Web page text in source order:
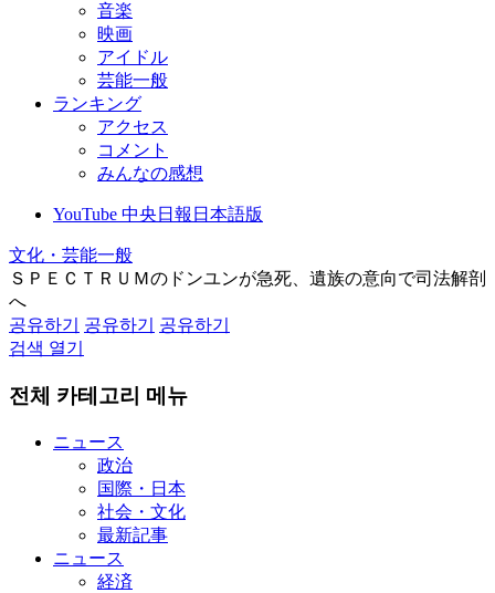
音楽
映画
アイドル
芸能一般
ランキング
アクセス
コメント
みんなの感想
YouTube 中央日報日本語版
文化・芸能一般
ＳＰＥＣＴＲＵＭのドンユンが急死、遺族の意向で司法解剖
へ
공유하기
공유하기
공유하기
검색 열기
전체 카테고리 메뉴
ニュース
政治
国際・日本
社会・文化
最新記事
ニュース
経済